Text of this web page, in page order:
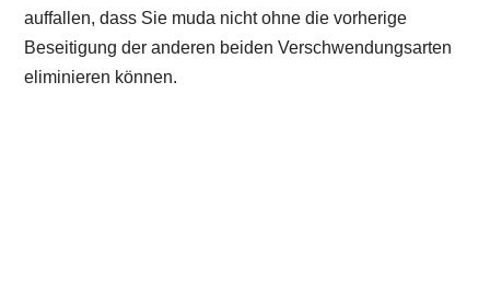
auffallen, dass Sie muda nicht ohne die vorherige
Beseitigung der anderen beiden Verschwendungsarten
eliminieren können.